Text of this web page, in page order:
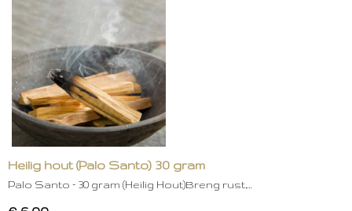
Heilig hout (Palo Santo) 30 gram
Palo Santo – 30 gram (Heilig Hout)Breng rust,…